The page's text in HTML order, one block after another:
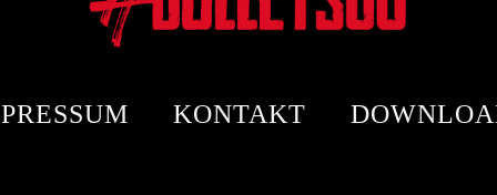
KONTAKT